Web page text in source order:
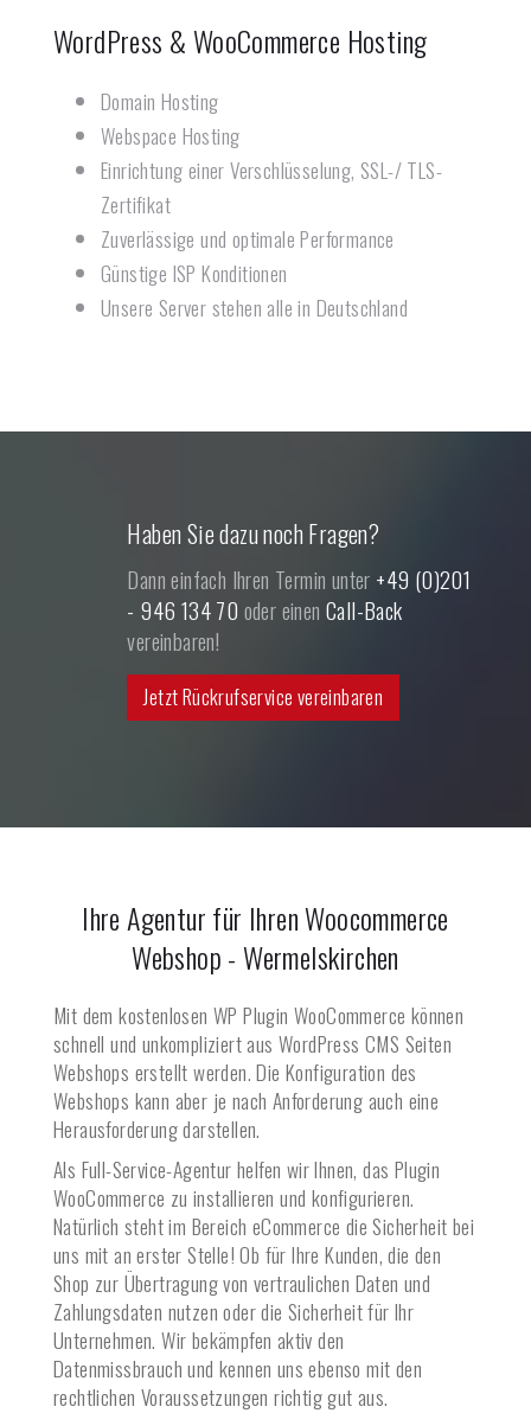
WordPress & WooCommerce Hosting
Domain Hosting
Webspace Hosting
Einrichtung einer Verschlüsselung, SSL-/ TLS-
Zertifikat
Zuverlässige und optimale Performance
Günstige ISP Konditionen
Unsere Server stehen alle in Deutschland
Haben Sie dazu noch Fragen?
Dann einfach Ihren Termin unter +49 (0)201
- 946 134 70 oder einen Call-Back
vereinbaren!
Jetzt Rückrufservice vereinbaren
Ihre Agentur für Ihren Woocommerce
Webshop - Wermelskirchen
Mit dem kostenlosen WP Plugin WooCommerce können
schnell und unkompliziert aus WordPress CMS Seiten
Webshops erstellt werden. Die Konfiguration des
Webshops kann aber je nach Anforderung auch eine
Herausforderung darstellen.
Als Full-Service-Agentur helfen wir Ihnen, das Plugin
WooCommerce zu installieren und konfigurieren.
Natürlich steht im Bereich eCommerce die Sicherheit bei
uns mit an erster Stelle! Ob für Ihre Kunden, die den
Shop zur Übertragung von vertraulichen Daten und
Zahlungsdaten nutzen oder die Sicherheit für Ihr
Unternehmen. Wir bekämpfen aktiv den
Datenmissbrauch und kennen uns ebenso mit den
rechtlichen Voraussetzungen richtig gut aus.